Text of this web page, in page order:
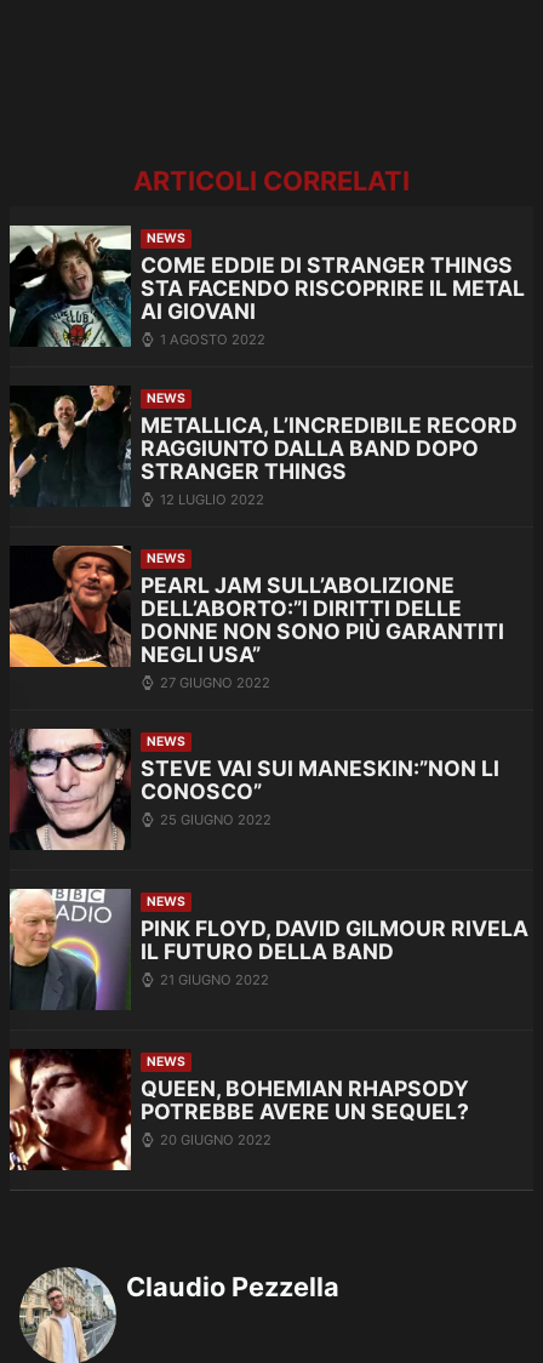
ARTICOLI CORRELATI
NEWS
COME EDDIE DI STRANGER THINGS
STA FACENDO RISCOPRIRE IL METAL
AI GIOVANI
1 AGOSTO 2022
NEWS
METALLICA, L’INCREDIBILE RECORD
RAGGIUNTO DALLA BAND DOPO
STRANGER THINGS
12 LUGLIO 2022
NEWS
PEARL JAM SULL’ABOLIZIONE
DELL’ABORTO:”I DIRITTI DELLE
DONNE NON SONO PIÙ GARANTITI
NEGLI USA”
27 GIUGNO 2022
NEWS
STEVE VAI SUI MANESKIN:”NON LI
CONOSCO”
25 GIUGNO 2022
NEWS
PINK FLOYD, DAVID GILMOUR RIVELA
IL FUTURO DELLA BAND
21 GIUGNO 2022
NEWS
QUEEN, BOHEMIAN RHAPSODY
POTREBBE AVERE UN SEQUEL?
20 GIUGNO 2022
Claudio Pezzella